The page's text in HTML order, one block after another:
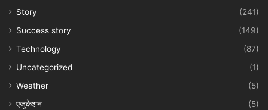
Story
(241)
Success story
(149)
Technology
(87)
Uncategorized
(1)
Weather
(5)
एजुकेशन
(5)